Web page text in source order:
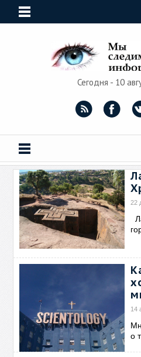
Сегодня - 10
22
14
о